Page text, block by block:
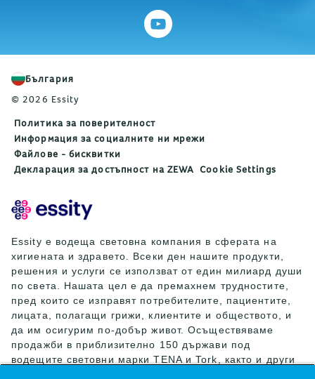
България
© 2026 Essity
Политика за поверителност
Информация за социалните ни мрежи
Файлове - бисквитки
Декларация за достъпност на ZEWA Cookie Settings
Essity е водеща световна компания в сферата на
хигиената и здравето. Всеки ден нашите продукти,
решения и услуги се използват от един милиард души
по света. Нашата цел е да премахнем трудностите,
пред които се изправят потребителите, пациентите,
лицата, полагащи грижи, клиентите и обществото, и
да им осигурим по-добър живот. Осъществяваме
продажби в приблизително 150 държави под
водещите световни марки TENA и Tork, както и други